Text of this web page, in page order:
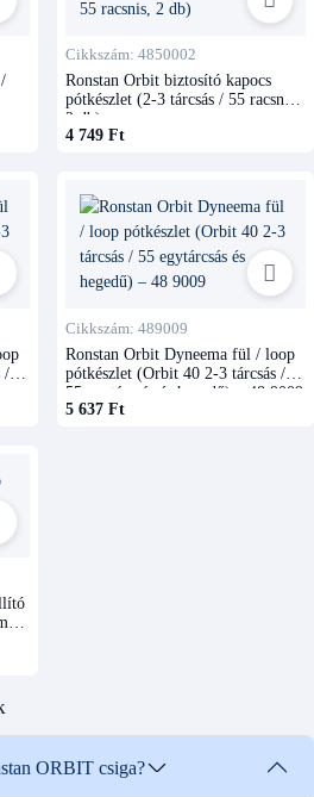
Cikkszám: 4850002
Ronstan Orbit biztosító kapocs
pótkészlet (2-3 tárcsás / 55 racsnis,
2 db)
4 749 Ft
/
Cikkszám: 489009
Ronstan Orbit Dyneema fül / loop
pótkészlet (Orbit 40 2-3 tárcsás /
55 egytárcsás és hegedű) – 48 9009
5 637 Ft
ORBIT csiga?